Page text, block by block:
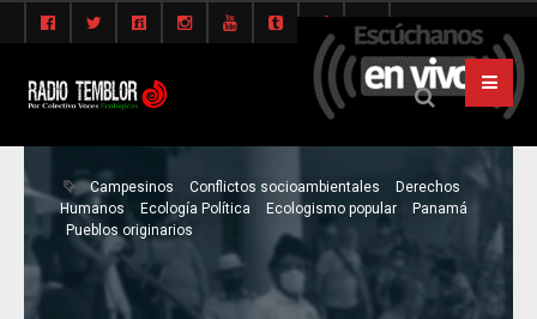
Campesinos Conflictos socioambientales
Derechos
Humanos
Ecología Política Ecologismo popular
Panamá
Pueblos originarios